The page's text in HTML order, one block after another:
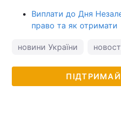
Виплати до Дня
право та як отримати
новини України